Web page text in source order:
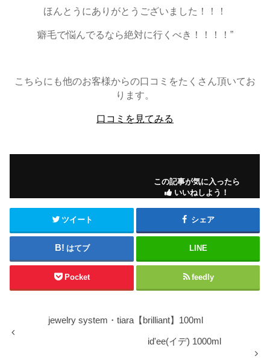
ほんとうにありがとうございました！！！
癖毛で悩んでるなら絶対に行くべき！！！！”
こちらにも他のお客様からの口コミをたくさん頂いてお
ります。
口コミを見てみる
この記事が気に入ったら
いいねしよう！
ツイート シェア
はてブ LINE
Pocket feedly
jewelry system・tiara【brilliant】100ml
id'ee(イデ) 1000ml